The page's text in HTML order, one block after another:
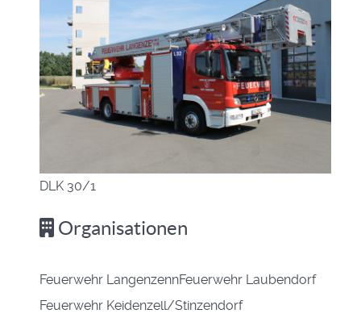
DLK 30/1
Organisationen
Feuerwehr LangenzennFeuerwehr Laubendorf
Feuerwehr Keidenzell/Stinzendorf